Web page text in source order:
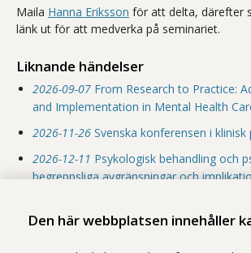
Den här webbplatsen innehåller
Maila Hanna Eriksson för att delta, därefter
länk ut för att medverka på seminariet.
Liknande händelser
2026-09-07 From Research to Practice:
and Implementation in Mental Health
2026-11-26 Svenska konferensen i klinisk
2026-12-11 Psykologisk behandling och
begreppsliga avgränsningar och